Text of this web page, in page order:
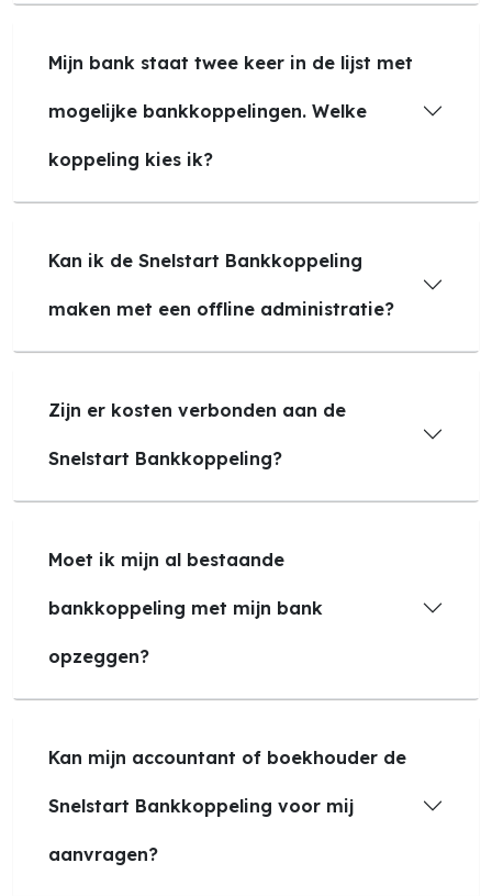
Mijn bank staat twee keer in de lijst met
mogelijke bankkoppelingen. Welke
koppeling kies ik?
Kan ik de Snelstart Bankkoppeling
maken met een offline administratie?
Zijn er kosten verbonden aan de
Snelstart Bankkoppeling?
Moet ik mijn al bestaande
bankkoppeling met mijn bank
opzeggen?
Kan mijn accountant of boekhouder de
Snelstart Bankkoppeling voor mij
aanvragen?